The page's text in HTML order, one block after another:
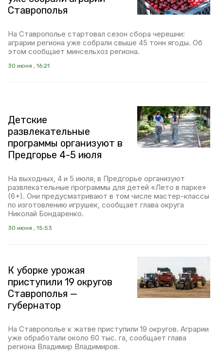
Ставрополья
На Ставрополье стартовал сезон сбора черешни:
аграрии региона уже собрали свыше 45 тонн ягоды. Об
этом сообщает минсельхоз региона.
30 июня , 16:21
Детские
развлекательные
программы организуют в
Предгорье 4-5 июля
На выходных, 4 и 5 июля, в Предгорье организуют
развлекательные программы для детей «Лето в парке»
(6+). Они предусматривают в том числе мастер-классы
по изготовлению игрушек, сообщает глава округа
Николай Бондаренко.
30 июня , 15:53
К уборке урожая
приступили 19 округов
Ставрополья —
губернатор
На Ставрополье к жатве приступили 19 округов. Аграрии
уже обработали около 60 тыс. га, сообщает глава
региона Владимир Владимиров.